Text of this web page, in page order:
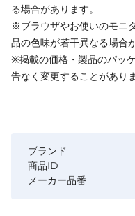
る場合があります。
※ブラウザやお使いのモニ
品の色味が若干異なる場合
※掲載の価格・製品のパッ
告なく変更することがあり
ブランド
商品ID
メーカー品番